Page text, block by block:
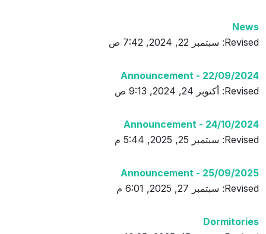
News
Revised: سبتمبر 22, 2024, 7:42 ص
Announcement - 22/09/2024
Revised: أكتوبر 24, 2024, 9:13 ص
Announcement - 24/10/2024
Revised: سبتمبر 25, 2025, 5:44 م
Announcement - 25/09/2025
Revised: سبتمبر 27, 2025, 6:01 م
Dormitories